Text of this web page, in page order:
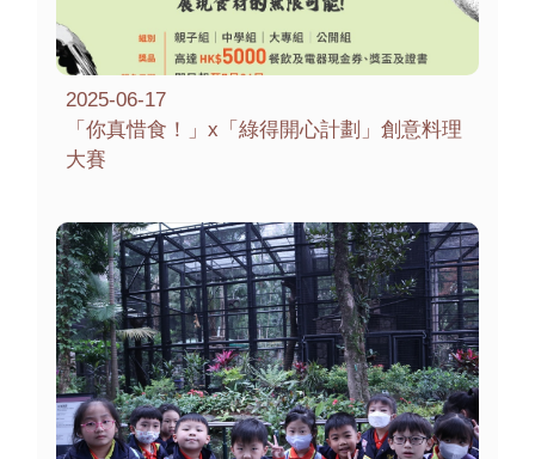
2025-06-17
「你真惜食！」x「綠得開心計劃」創意料理
大賽